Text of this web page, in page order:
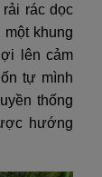
rác dọc
khung
lên cảm
tự mình
thống
hướng